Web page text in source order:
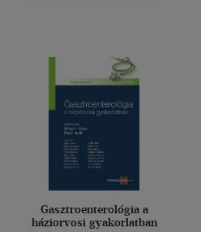
Gasztroenterológia a
háziorvosi gyakorlatban